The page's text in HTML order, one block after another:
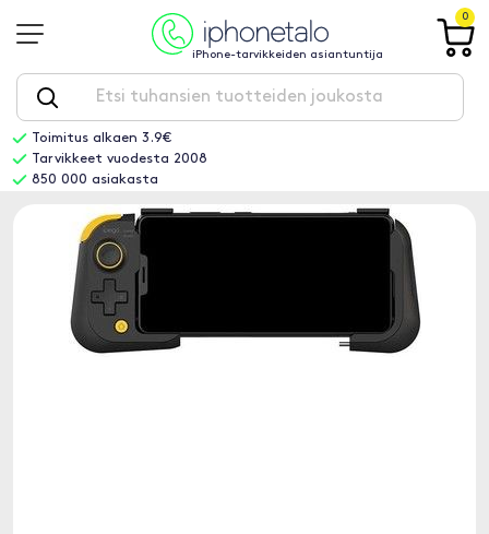
iPhone-tarvikkeiden asiantuntija
0
Toimitus alkaen 3.9€
Tarvikkeet vuodesta 2008
850 000 asiakasta